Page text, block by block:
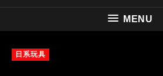
MENU
日系玩具